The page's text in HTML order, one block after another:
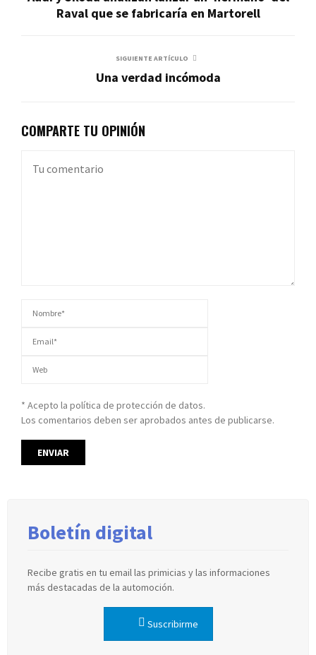
Raval que se fabricaría en Martorell
SIGUIENTE ARTÍCULO
Una verdad incómoda
COMPARTE TU OPINIÓN
* Acepto la política de protección de datos.
Los comentarios deben ser aprobados antes de publicarse.
Boletín digital
Recibe gratis en tu email las primicias y las informaciones
más destacadas de la automoción.
Suscribirme